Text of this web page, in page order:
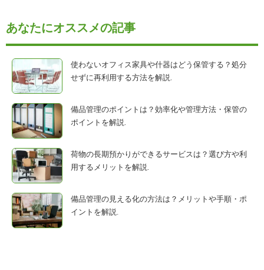
あなたにオススメの記事
使わないオフィス家具や什器はどう保管する？処分
せずに再利用する方法を解説.
備品管理のポイントは？効率化や管理方法・保管の
ポイントを解説.
荷物の長期預かりができるサービスは？選び方や利
用するメリットを解説.
備品管理の見える化の方法は？メリットや手順・ポ
イントを解説.